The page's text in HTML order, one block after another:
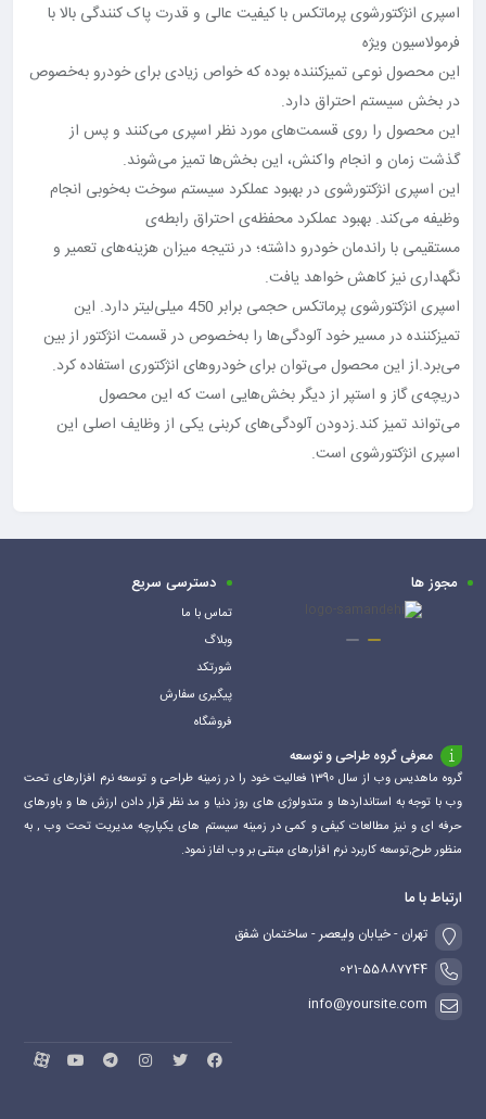
اسپری انژکتورشوی پرماتکس با کیفیت عالی و قدرت پاک کنندگی بالا با
فرمولاسیون ویژه
این محصول نوعی تمیزکننده بوده که خواص زیادی برای خودرو به‌خصوص
در بخش سیستم احتراق دارد.
این محصول را روی قسمت‌های مورد نظر اسپری می‌کنند و پس از
گذشت زمان و انجام واکنش، این بخش‌ها تمیز می‌شوند.
این اسپری انژکتورشوی در بهبود عملکرد سیستم سوخت به‌خوبی انجام
وظیفه می‌کند. بهبود عملکرد محفظه‌ی احتراق رابطه‌ی
مستقیمی با راندمان خودرو داشته؛ در نتیجه میزان هزینه‌های تعمیر و
نگهداری نیز کاهش خواهد یافت.
اسپری انژکتورشوی پرماتکس حجمی برابر 450 میلی‌لیتر دارد. این
تمیزکننده در مسیر خود آلودگی‌ها را به‌خصوص در قسمت انژکتور از بین
می‌برد.از این محصول می‌توان برای خودروهای انژکتوری استفاده کرد.
دریچه‌ی گاز و استپر از دیگر بخش‌هایی است که این محصول
می‌تواند تمیز کند.زدودن آلودگی‌های کربنی یکی از وظایف اصلی این
اسپری انژکتورشوی است.
مجوز ها دسترسی سریع
تماس با ما
وبلاگ
شورتکد
پیگیری سفارش
فروشگاه
معرفی گروه طراحی و توسعه
گروه ماهدیس وب از سال 1390 فعالیت خود را در زمینه طراحی و توسعه نرم افزارهای تحت
وب با توجه به استانداردها و متدولوژی های روز دنیا و مد نظر قرار دادن ارزش ها و باورهای
حرفه ای و نیز مطالعات کیفی و کمی در زمینه سیستم های یکپارچه مدیریت تحت وب , به
منظور طرح,توسعه کاربرد نرم افزارهای مبتنی بر وب اغاز نمود.
ارتباط با ما
تهران - خیابان ولیعصر - ساختمان شفق
021-55887744
info@yoursite.com